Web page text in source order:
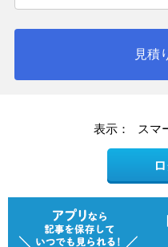
見積
表示： スマ